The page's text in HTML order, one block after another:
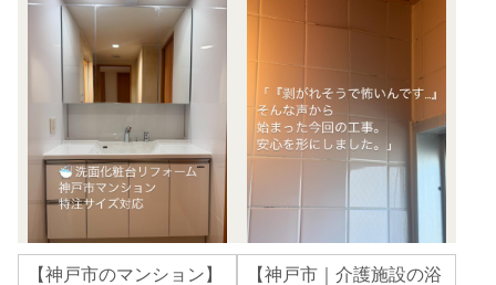
【神戸市のマンション】
【神戸市｜介護施設の浴